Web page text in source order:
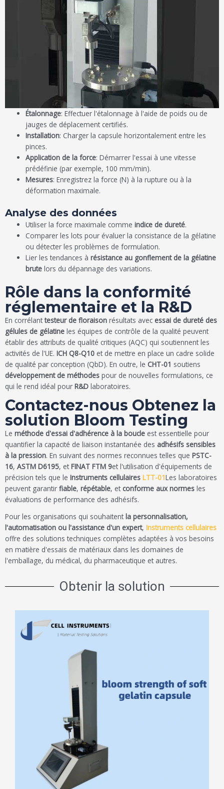
Étalonnage: Effectuer l'étalonnage à l'aide de poids ou de
jauges de déplacement certifiés.
Installation: Charger la capsule horizontalement entre les
pinces.
Application de la force: Démarrer l'essai à une vitesse
prédéfinie (par exemple, 100 mm/min).
Mesures: Enregistrez la force (N) à la rupture ou à la
déformation maximale.
Analyse des données
Utiliser la force maximale commeindice de dureté.
Comparer les lots pour évaluer la consistance de la gélatine
ou détecter les problèmes de formulation.
Lier les tendances àrésistance au gonflement de la gélatine
brute lors du dépannage des variations.
Rôle dans la conformité
réglementaire et la R&D
En corrélanttesteur de floraison résultats avec essai de dureté des
gélules de gélatine les équipes de contrôle de la qualité peuvent
établir des attributs de qualité critiques (AQC) qui soutiennent les
activités de l'UE. ICH Q8-Q10 et de mettre en place un cadre solide
de qualité par conception (QbD). En outre, le CHT-01 soutiens
développement de méthodes pour de nouvelles formulations, ce
qui le rend idéal pour R&D laboratoires.
Contactez-nous Obtenez la
solution Bloom Testing
Le méthode d'essai d'adhérence à la boucle est essentielle pour
quantifier la capacité de liaison instantanée des adhésifs sensibles
à la pression. En suivant des normes reconnues telles que PSTC-
16, ASTM D6195, et FINAT FTM 9et l'utilisation d'équipements de
précision tels que le Instruments cellulaires LTT-01Les laboratoires
peuvent garantir fiable, répétable, et conforme aux normes les
évaluations de performance des adhésifs.
Pour les organisations qui souhaitent la personnalisation,
l'automatisation ou l'assistance d'un expert, Instruments cellulaires
offre des solutions techniques complètes adaptées à vos besoins
en matière d'essais de matériaux dans les domaines de
l'emballage, du médical, du pharmaceutique et autres.
Obtenir la solution